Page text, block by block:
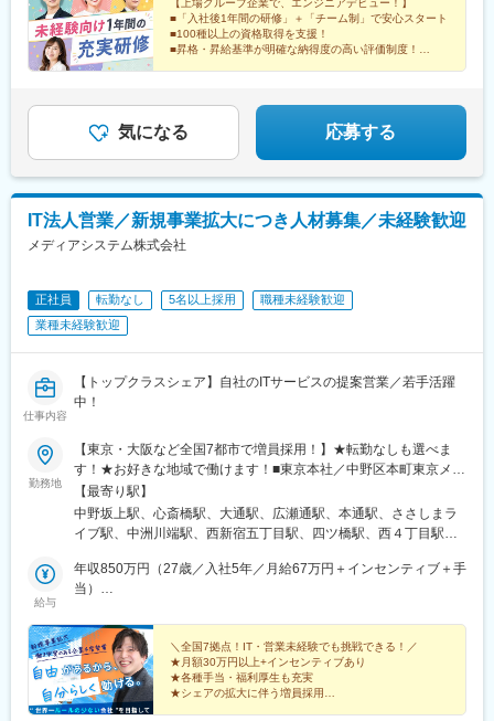
■「入社後1年間の研修」＋「チーム制」で安心スタート
■100種以上の資格取得を支援！
■昇格・昇給基準が明確な納得度の高い評価制度！
気になる 応募する
IT法人営業／新規事業拡大につき人材募集／未経験歓迎
メディアシステム株式会社
正社員 転勤なし 5名以上採用
職種未経験歓迎
業種未経験歓迎
仕事内容
【トップクラスシェア】自社のITサービスの提案営業／若手活躍
中！
勤務地
【東京・大阪など全国7都市で増員採用！】★転勤なしも選べま
す！★お好きな地域で働けます！■東京本社／中野区本町東京メト
ロ丸の内線・都営地下鉄大江戸線『中野坂上駅』徒歩3分■大阪本
社／大阪市中央区心斎橋筋地下鉄御堂筋線・長堀鶴見緑地線『心
斎橋駅』徒歩1分■札幌支社／札幌市中央区札幌市営地下鉄南北
本町仙台市地下鉄東西線『宮城野通駅』徒歩4分JR東北本線・仙
台市営地下鉄南北線・東西線『仙台駅』徒歩5分■広島支社／広島
歩3分■名古屋支社（シェアオフィス）／名古屋市中村区平池町名
古屋市営地下鉄鶴舞線・東山線『伏見駅』徒歩7分■福岡支社（シ
ェアオフィス）／福岡県福岡市博多区中洲福岡市地下鉄空港線・
箱崎線『中洲川端駅』徒歩1分※拠点により、車通勤OK（要相談）
【最寄り駅】
中野坂上駅、心斎橋駅、大通駅、広瀬通駅、本通駅、ささしまラ
イブ駅、中洲川端駅、西新宿五丁目駅、四ツ橋駅、西４丁目駅、
駅、勾当台公園駅、紙屋町西駅、名鉄名古屋駅、天神南駅
給与
年収850万円（27歳／入社5年／月給67万円＋インセンティブ＋手
当）
ブ＋手当）
＼全国7拠点！IT・営業未経験でも挑戦できる！／
★月額30万円以上+インセンティブあり
★各種手当・福利厚生も充実
★シェアの拡大に伴う増員採用